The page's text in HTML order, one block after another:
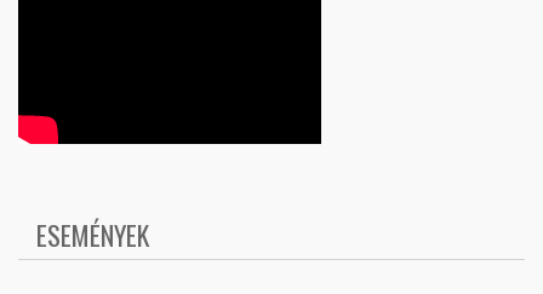
ESEMÉNYEK